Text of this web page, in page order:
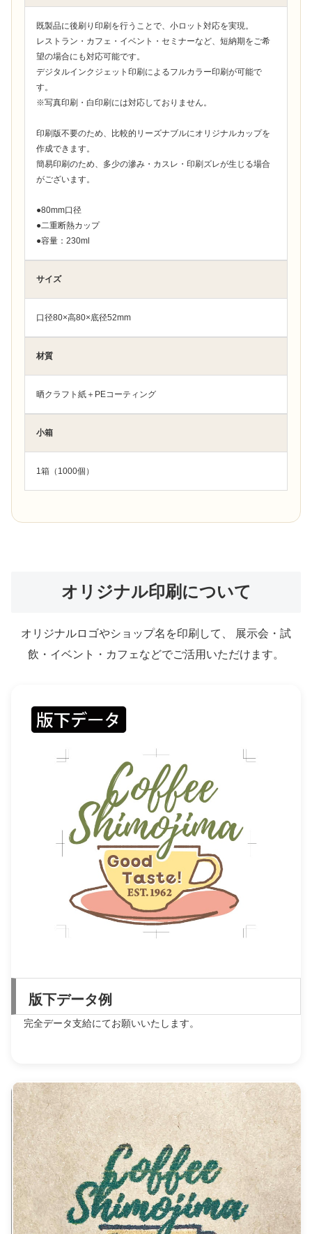
既製品に後刷り印刷を行うことで、小ロット対応を実現。
レストラン・カフェ・イベント・セミナーなど、短納期をご希
望の場合にも対応可能です。
デジタルインクジェット印刷によるフルカラー印刷が可能で
す。
※写真印刷・白印刷には対応しておりません。
印刷版不要のため、比較的リーズナブルにオリジナルカップを
作成できます。
簡易印刷のため、多少の滲み・カスレ・印刷ズレが生じる場合
がございます。
●80mm口径
●二重断熱カップ
●容量：230ml
サイズ
口径80×高80×底径52mm
材質
晒クラフト紙＋PEコーティング
小箱
1箱（1000個）
オリジナル印刷について
オリジナルロゴやショップ名を印刷して、 展示会・試
飲・イベント・カフェなどでご活用いただけます。
版下データ例
完全データ支給にてお願いいたします。